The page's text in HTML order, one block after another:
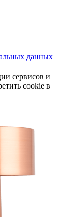
данных
сервисов и
cookie в